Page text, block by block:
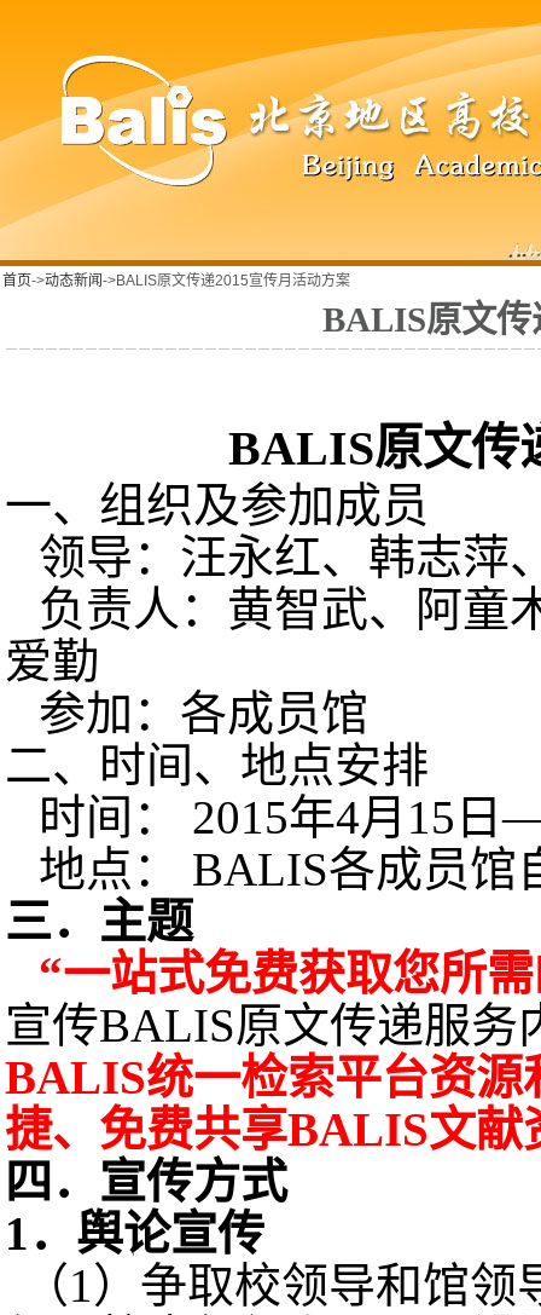
首页->动态新闻->BALIS原文传递2015宣传月活动方案
BALIS原文传
BALIS原文传
一、组织及参加成员
领导：汪永红、韩志萍
负责人：黄智武、阿童
爱勤
参加：各成员馆
二、时间、地点安排
时间：
2015年4月 15 日
地点：
BALIS各成员馆
三．主题
“一站式免费获取您所
宣传BALIS原文传递服务
BALIS统一检索平台资
捷、免费共享BALIS文献
四．宣传方式
1．舆论宣传
（1）争取校领导和馆领